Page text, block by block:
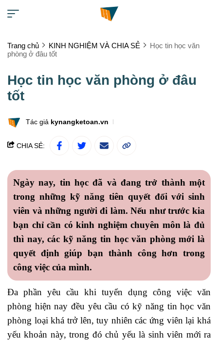
Trang chủ KINH NGHIỆM VÀ CHIA SẺ
Học tin học văn
phòng ở đâu tốt
Học tin học văn phòng ở đâu
tốt
Tác giả kynangketoan.vn
CHIA SẺ:
Ngày nay, tin học đã và đang trở thành một
trong những kỹ năng tiên quyết đối với sinh
viên và những người đi làm. Nếu như trước kia
bạn chỉ cần có kinh nghiệm chuyên môn là đủ
thì nay, các kỹ năng tin học văn phòng mới là
quyết định giúp bạn thành công hơn trong
công việc của mình.
Đa phần yêu cầu khi tuyển dụng công việc văn
phòng hiện nay đều yêu cầu có kỹ năng tin học văn
phòng loại khá trở lên, tuy nhiên các ứng viên lại khá
yếu khoản này, trong đó chủ yếu là sinh viên mới ra